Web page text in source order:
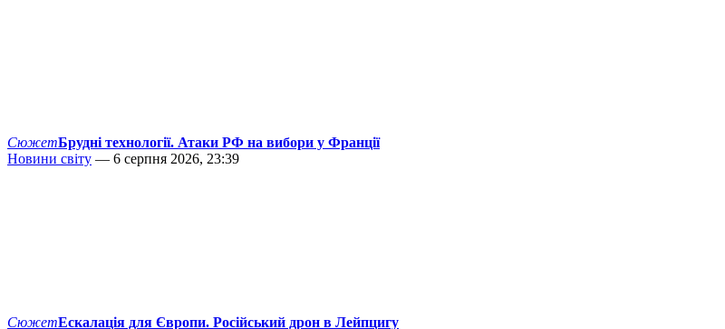
СюжетБрудні технології. Атаки РФ на вибори у Франції
Новини світу — 6 серпня 2026, 23:39
СюжетЕскалація для Європи. Російський дрон в Лейпцигу